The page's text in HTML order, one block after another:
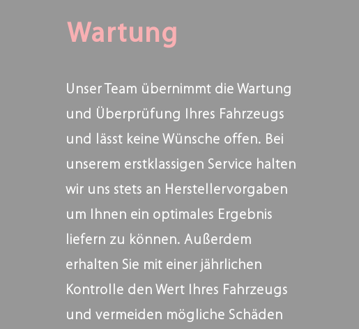
Wartung
Unser Team übernimmt die Wartung
und Überprüfung Ihres Fahrzeugs
und lässt keine Wünsche offen. Bei
unserem erstklassigen Service halten
wir uns stets an Herstellervorgaben
um Ihnen ein optimales Ergebnis
liefern zu können. Außerdem
erhalten Sie mit einer jährlichen
Kontrolle den Wert Ihres Fahrzeugs
und vermeiden mögliche Schäden